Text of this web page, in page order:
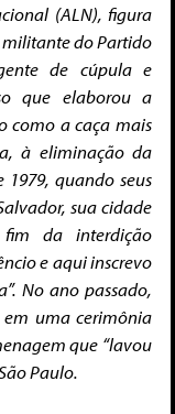
(ALN), figura
do Partido
de cúpula e
que elaborou a
como a caça mais
à eliminação da
quando seus
sua cidade
da interdição
e aqui inscrevo
No ano passado,
uma cerimônia
que “lavou
Paulo.